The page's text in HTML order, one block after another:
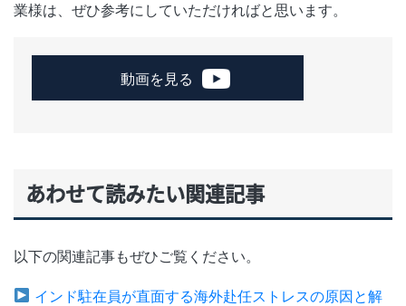
業様は、ぜひ参考にしていただければと思います。
動画を見る
あわせて読みたい関連記事
以下の関連記事もぜひご覧ください。
インド駐在員が直面する海外赴任ストレスの原因と解